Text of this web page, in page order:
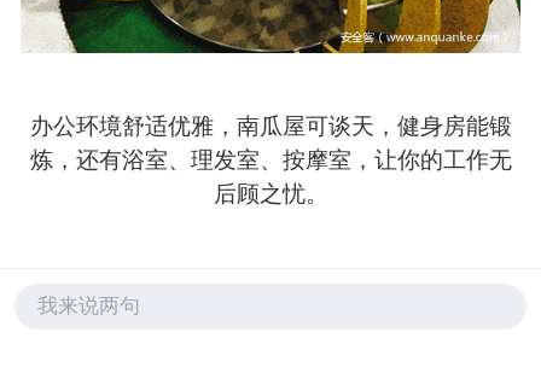
办公环境舒适优雅，南瓜屋可谈天，健身房能锻
炼，还有浴室、理发室、按摩室，让你的工作无
后顾之忧。
我来说两句